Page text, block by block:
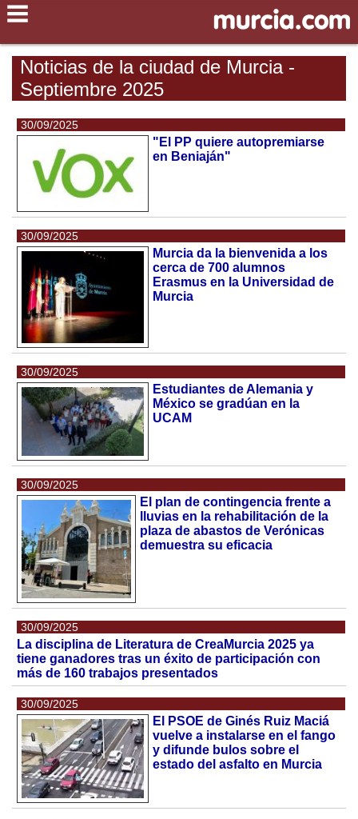
Noticias de la ciudad de Murcia -
Septiembre 2025
30/09/2025
"El PP quiere autopremiarse
en Beniaján"
30/09/2025
Murcia da la bienvenida a los
cerca de 700 alumnos
Erasmus en la Universidad de
Murcia
30/09/2025
Estudiantes de Alemania y
México se gradúan en la
UCAM
30/09/2025
El plan de contingencia frente a
lluvias en la rehabilitación de la
plaza de abastos de Verónicas
demuestra su eficacia
30/09/2025
La disciplina de Literatura de CreaMurcia 2025 ya
tiene ganadores tras un éxito de participación con
más de 160 trabajos presentados
30/09/2025
El PSOE de Ginés Ruiz Maciá
vuelve a instalarse en el fango
y difunde bulos sobre el
estado del asfalto en Murcia